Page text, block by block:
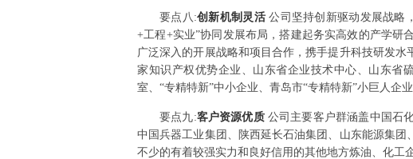
要点 八 :创新机制灵活公司坚持创新驱动发展战略
+工程+实业”协同发展布局，搭建起务实高效的产学研
广泛深入的开展战略和项目合作，携手提升科技研发
家知识产权优势企业、山东省企业技术中心、山东省
室、“专精特新”中小企业、青岛市“专精特新”小巨人企
要点九:客户资源优质 公司主要客户群涵盖中国石
中国兵器工业集团、陕西延长石油集团、山东能源集
不少的有着较强实力和良好信用的其他地方炼油、化工企